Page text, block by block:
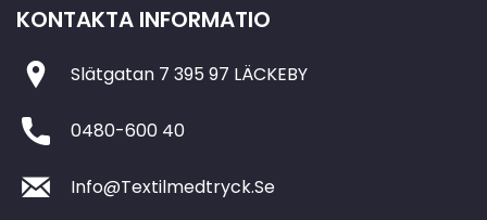
KONTAKTA INFORMATIO
Slätgatan 7 395 97 LÄCKEBY
0480-600 40
Info@Textilmedtryck.Se